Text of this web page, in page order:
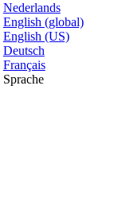
Nederlands
English (global)
English (US)
Deutsch
Français
Sprache